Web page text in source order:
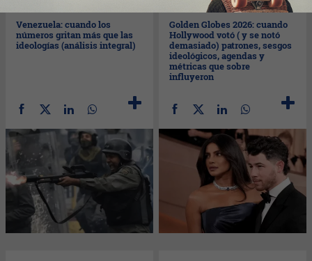
Venezuela: cuando los
números gritan más que las
ideologías (análisis integral)
13/01/2026
Golden Globes 2026: cuando
Hollywood votó ( y se notó
demasiado) patrones, sesgos
ideológicos, agendas y
métricas que sobre
influyeron